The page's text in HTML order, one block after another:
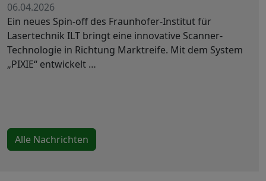
06.04.2026
Ein neues Spin-off des Fraunhofer-Institut für
Lasertechnik ILT bringt eine innovative Scanner-
Technologie in Richtung Marktreife. Mit dem System
„PIXIE“ entwickelt …
Alle Nachrichten